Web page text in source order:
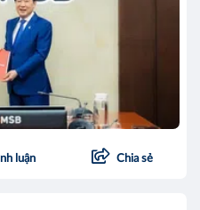
luận Chia sẻ